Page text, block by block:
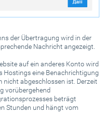
der Übertragung wird in der
Nachricht angezeigt.
auf ein anderes Konto wird
Hostings eine Benachrichtigung
nicht abgeschlossen ist. Derzeit
vorübergehend
beträgt
Stunden und hängt vom